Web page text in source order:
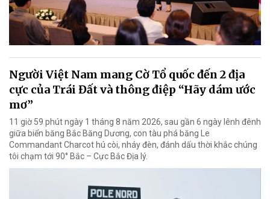
Người Việt Nam mang Cờ Tổ quốc đến 2 địa
cực của Trái Đất và thông điệp “Hãy dám ước
mơ”
11 giờ 59 phút ngày 1 tháng 8 năm 2026, sau gần 6 ngày lênh đênh
giữa biển băng Bắc Băng Dương, con tàu phá băng Le
Commandant Charcot hú còi, nháy đèn, đánh dấu thời khắc chúng
tôi chạm tới 90° Bắc – Cực Bắc Địa lý.